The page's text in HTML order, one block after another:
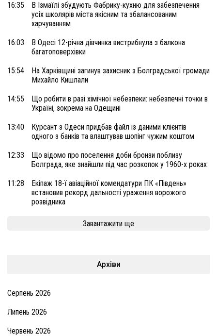
16:35
В Ізмаїлі збудують Фабрику-кухню для забезпечення
усіх школярів міста якісним та збалансованим
харчуванням
16:03
В Одесі 12-річна дівчинка вистрибнула з балкона
багатоповерхівки
15:54
На Харківщині загинув захисник з Болградської громади
Михайло Кишлали
14:55
Що робити в разі хімічної небезпеки: небезпечні точки в
Україні, зокрема на Одещині
13:40
Курсант з Одеси придбав файл із даними клієнтів
одного з банків та влаштував шопінг чужим коштом
12:33
Що відомо про поселення доби бронзи поблизу
Болграда, яке знайшли під час розкопок у 1960-х роках
11:28
Екіпаж 18-ї авіаційної комендатури ПК «Південь»
встановив рекорд дальності ураження ворожого
розвідника
Завантажити ще
Архіви
Серпень 2026
Липень 2026
Червень 2026